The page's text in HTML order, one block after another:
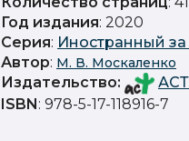
Год издания: 2020
Серия: Иностранный за
Автор: М. В. Москаленко
Издательство:
АСТ
ISBN: 978-5-17-118916-7